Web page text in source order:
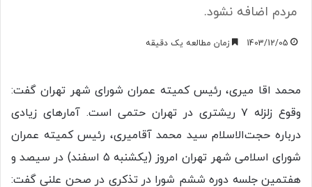
مردم اضافه نشود.
1403/12/05 زمان مطالعه یک دقیقه
محمد اقا میری، رئیس کمیته عمران شورای شهر تهران گفت:
وقوع زلزله ۷ ریشتری در تهران حتمی است. آمار‌های زیادی
درباره حجت‌الاسلام سید محمد آقامیری، رئیس کمیته عمران
شورای اسلامی شهر تهران امروز (یکشنبه ۵ اسفند) در سیصد و
هفتمین جلسه دوره ششم شورا در تذکری در صحن علنی گفت: